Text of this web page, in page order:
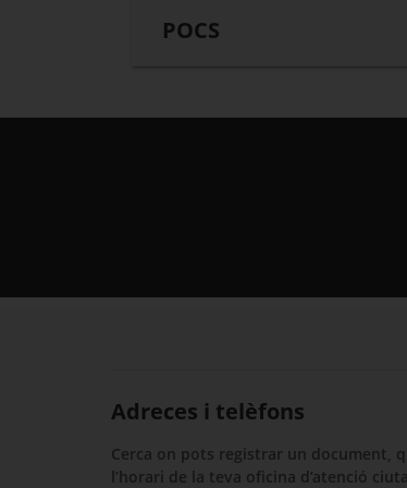
POCS
Adreces i telèfons
Cerca on pots registrar un document,
l’horari de la teva oficina d’atenció